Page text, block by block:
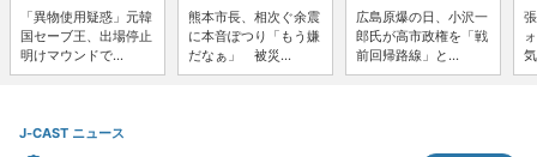
「異物使用疑惑」元韓
国セーブ王、出場停止
明けマウンドで...
熊本市長、相次ぐ余震
に本音ぽつり「もう嫌
だなぁ」 被災...
広島原爆の日、小沢一
郎氏が高市政権を「戦
前回帰路線」と...
J-CAST ニュース